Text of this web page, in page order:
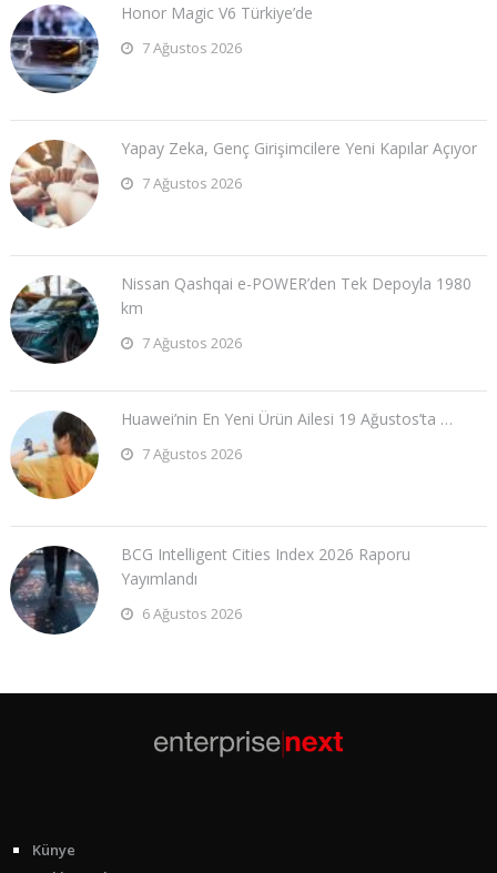
Honor Magic V6 Türkiye’de
7 Ağustos 2026
Yapay Zeka, Genç Girişimcilere Yeni Kapılar Açıyor
7 Ağustos 2026
Nissan Qashqai e-POWER’den Tek Depoyla 1980
km
7 Ağustos 2026
Huawei’nin En Yeni Ürün Ailesi 19 Ağustos’ta …
7 Ağustos 2026
BCG Intelligent Cities Index 2026 Raporu
Yayımlandı
6 Ağustos 2026
Künye